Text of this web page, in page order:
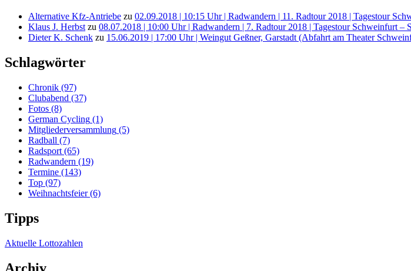
Alternative Kfz-Antriebe zu 02.09.2018 | 10:15 Uhr | Radwandern | 11. Radtour 2018 | Tagestour
Klaus J. Herbst zu 08.07.2018 | 10:00 Uhr | Radwandern | 7. Radtour 2018 | Tagestour Schweinfurt –
Dieter K. Schenk zu 15.06.2019 | 17:00 Uhr | Weingut Geßner, Garstadt (Abfahrt am Theater
Schlagwörter
Chronik (97)
Clubabend (37)
Fotos (8)
German Cycling (1)
Mitgliederversammlung (5)
Radball (7)
Radsport (65)
Radwandern (19)
Termine (143)
Top (97)
Weihnachtsfeier(6)
Tipps
Aktuelle Lottozahlen